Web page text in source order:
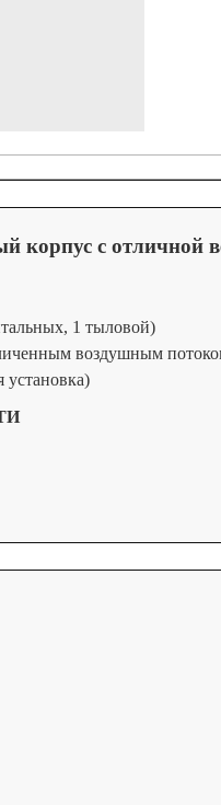
корпус с отличной
1 тыловой)
воздушным
установка)